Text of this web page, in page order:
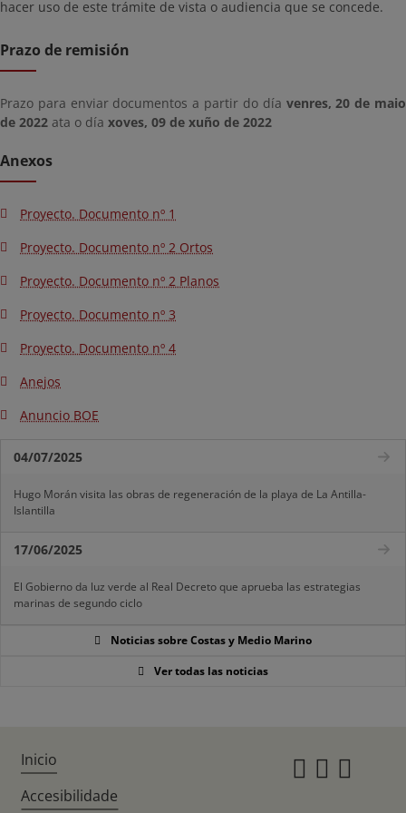
hacer uso de este trámite de vista o audiencia que se concede.
Prazo de remisión
Prazo para enviar documentos a partir do día venres, 20 de maio
de 2022 ata o día xoves, 09 de xuño de 2022
Anexos
Proyecto. Documento nº 1
Proyecto. Documento nº 2 Ortos
Proyecto. Documento nº 2 Planos
Proyecto. Documento nº 3
Proyecto. Documento nº 4
Anejos
Anuncio BOE
04/07/2025
Hugo Morán visita las obras de regeneración de la playa de La Antilla-
Islantilla
17/06/2025
El Gobierno da luz verde al Real Decreto que aprueba las estrategias
marinas de segundo ciclo
Noticias sobre Costas y Medio Marino
Ver todas las noticias
Inicio
Accesibilidade